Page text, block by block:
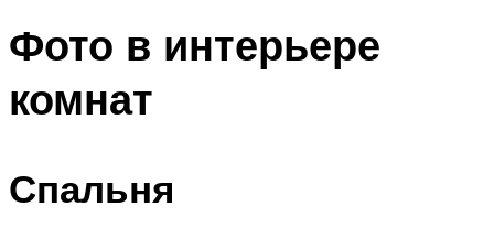
Фото в интерьере
комнат
Спальня